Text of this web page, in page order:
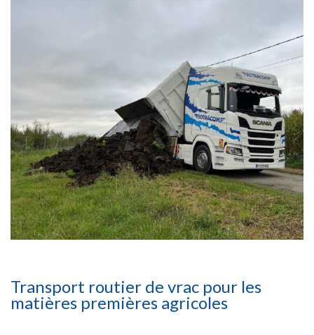
Transport routier de vrac pour les
matières premières agricoles